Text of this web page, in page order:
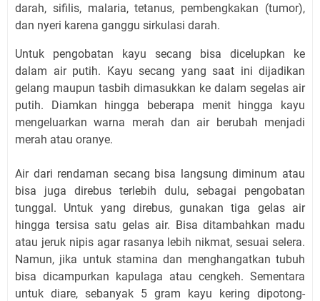
darah, sifilis, malaria, tetanus, pembengkakan (tumor),
dan nyeri karena ganggu sirkulasi darah.
Untuk pengobatan kayu secang bisa dicelupkan ke
dalam air putih. Kayu secang yang saat ini dijadikan
gelang maupun tasbih dimasukkan ke dalam segelas air
putih. Diamkan hingga beberapa menit hingga kayu
mengeluarkan warna merah dan air berubah menjadi
merah atau oranye.
Air dari rendaman secang bisa langsung diminum atau
bisa juga direbus terlebih dulu, sebagai pengobatan
tunggal. Untuk yang direbus, gunakan tiga gelas air
hingga tersisa satu gelas air. Bisa ditambahkan madu
atau jeruk nipis agar rasanya lebih nikmat, sesuai selera.
Namun, jika untuk stamina dan menghangatkan tubuh
bisa dicampurkan kapulaga atau cengkeh. Sementara
untuk diare, sebanyak 5 gram kayu kering dipotong-